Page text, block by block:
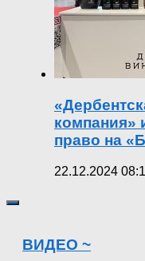
компания»
право на
22.12.2024
ВИДЕО ~